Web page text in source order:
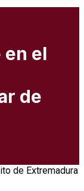
el
de